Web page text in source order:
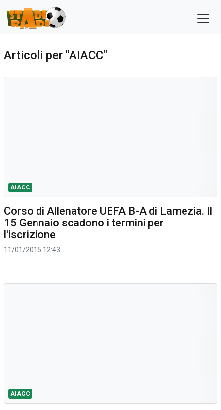
Articoli per "AIACC"
AIACC
Corso di Allenatore UEFA B-A di Lamezia. Il
15 Gennaio scadono i termini per
l'iscrizione
11/01/2015 12:43
AIACC